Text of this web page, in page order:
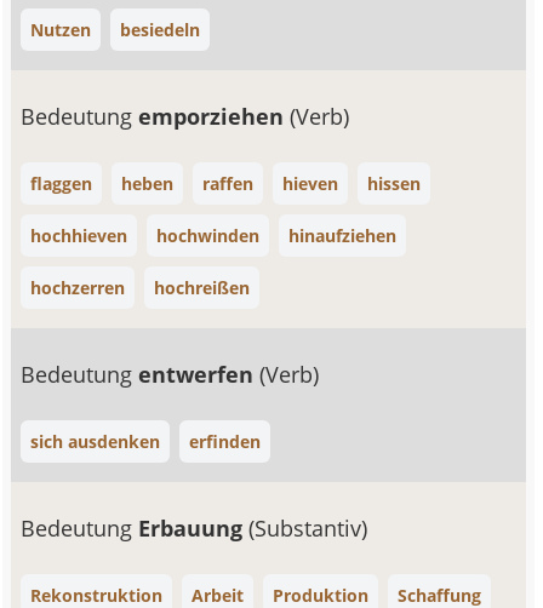
Nutzen besiedeln
Bedeutungemporziehen(Verb)
flaggen heben raffen hieven hissen
hochhieven hochwinden hinaufziehen
hochzerren hochreißen
Bedeutungentwerfen(Verb)
sich ausdenken erfinden
Bedeutung Erbauung(Substantiv)
Rekonstruktion Arbeit Produktion Schaffung